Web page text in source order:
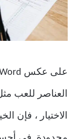
العناصر للعب